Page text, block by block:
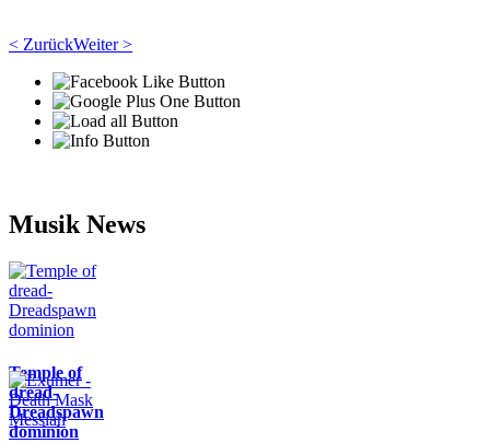
< ZurückWeiter >
Musik News
Temple of
dread-
Dreadspawn
dominion